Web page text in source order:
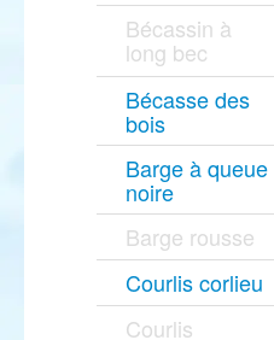
Bécassin à
long bec
Bécasse des
bois
Barge à queue
noire
Barge rousse
Courlis corlieu
Courlis